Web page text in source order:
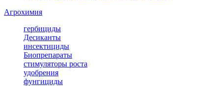
Агрохимия
гербициды
Десиканты
инсектициды
Биопрепараты
стимуляторы роста
удобрения
фунгициды